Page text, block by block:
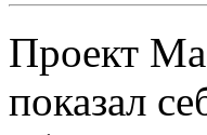
Проект
показал